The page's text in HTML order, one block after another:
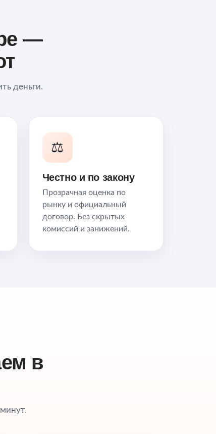
—
деньги.
⚖️
Честно и по закону
Прозрачная оценка по
рынку и официальный
договор. Без скрытых
комиссий и занижений.
в